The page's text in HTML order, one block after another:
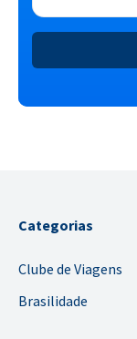
Categorias
Clube de Viagens
Brasilidade